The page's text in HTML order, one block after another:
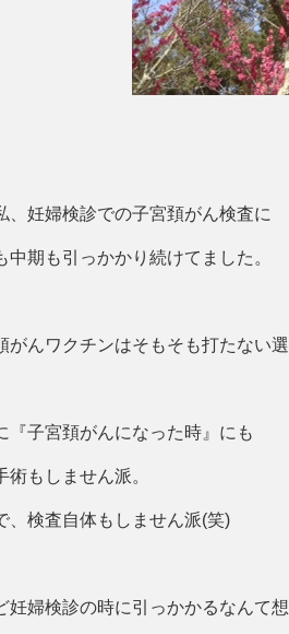
、妊婦検診での子宮頚がん検査に
中期も引っかかり続けてました。
がんワクチンはそもそも打たない
『子宮頚がんになった時』にも
術もしません派。
、検査自体もしません派(笑)
妊婦検診の時に引っかかるなんて想